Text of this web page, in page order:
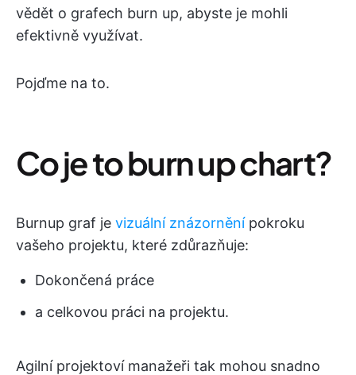
vědět o grafech burn up, abyste je mohli
efektivně využívat.
Pojďme na to.
Co je to burn up chart?
Burnup graf je vizuální znázorněnípokroku
vašeho projektu, které zdůrazňuje:
Dokončená práce
a celkovou práci na projektu.
Agilní projektoví manažeři tak mohou snadno